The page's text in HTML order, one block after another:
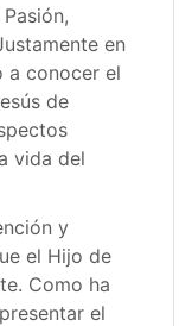
en
a conocer el
de
vida del
y
el Hijo de
Como ha
el